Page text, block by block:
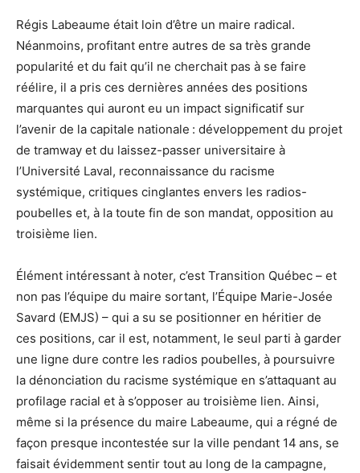
Régis Labeaume était loin d’être un maire radical.
Néanmoins, profitant entre autres de sa très grande
popularité et du fait qu’il ne cherchait pas à se faire
réélire, il a pris ces dernières années des positions
marquantes qui auront eu un impact significatif sur
l’avenir de la capitale nationale : développement du projet
de tramway et du laissez-passer universitaire à
l’Université Laval, reconnaissance du racisme
systémique, critiques cinglantes envers les radios-
poubelles et, à la toute fin de son mandat, opposition au
troisième lien.
Élément intéressant à noter, c’est Transition Québec – et
non pas l’équipe du maire sortant, l’Équipe Marie-Josée
Savard (EMJS) – qui a su se positionner en héritier de
ces positions, car il est, notamment, le seul parti à garder
une ligne dure contre les radios poubelles, à poursuivre
la dénonciation du racisme systémique en s’attaquant au
profilage racial et à s’opposer au troisième lien. Ainsi,
même si la présence du maire Labeaume, qui a régné de
façon presque incontestée sur la ville pendant 14 ans, se
faisait évidemment sentir tout au long de la campagne,